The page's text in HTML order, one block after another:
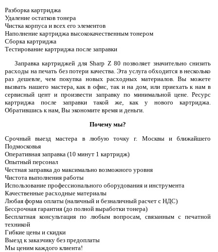
Разборка картриджа
Удаление остатков тонера
Чистка корпуса и всех его элементов
Наполнение картриджа высококачественным тонером
Сборка картриджа
Тестирование картриджа после заправки
Заправка картриджей для Sharp Z 80 позволяет значительно снизить
расходы на печать без потери качества. Эта услуга обходится в несколько
раз дешевле, чем покупка новых расходных материалов. Вы можете
вызвать нашего мастера, как в офис, так и на дом, или приехать к нам в
сервисный цент и произвести заправку по минимальной цене. Ресурс
картриджа после заправки такой же, как у нового картриджа.
Обратившись к нам, Вы экономите время и деньги.
Почему мы?
Срочный выезд мастера в любую точку г. Москвы и ближайшего
Подмосковья
Оперативная заправка (10 минут 1 картридж)
Опытный персонал
Честная заправка до максимально возможного уровня
Чистота выполнения работы
Использование профессионального оборудования и инструмента
Качественные расходные материалы
Любая форма оплаты (наличный и безналичный расчет с НДС)
Бессрочная гарантия (до полной выработки тонера)
Бесплатная консультация по любым вопросам, связанным с печатной
техникой
Гибкие цены и скидки
Выезд к заказчику без предоплаты
Мы ценим каждого клиента!